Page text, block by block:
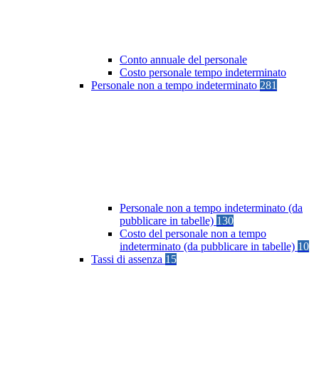
Conto annuale del personale
Costo personale tempo indeterminato
Personale non a tempo indeterminato 281
Personale non a tempo indeterminato (da
pubblicare in tabelle) 130
Costo del personale non a tempo
indeterminato (da pubblicare in tabelle) 10
Tassi di assenza 15